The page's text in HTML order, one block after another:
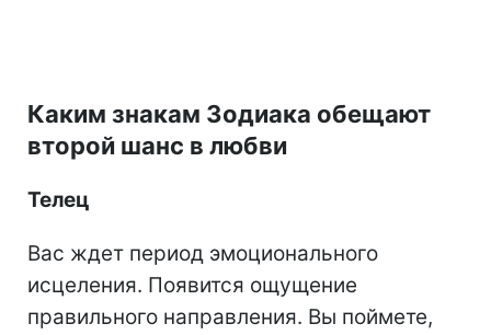
Каким знакам Зодиака обещают
второй шанс в любви
Телец
Вас ждет период эмоционального
исцеления. Появится ощущение
правильного направления. Вы поймете,